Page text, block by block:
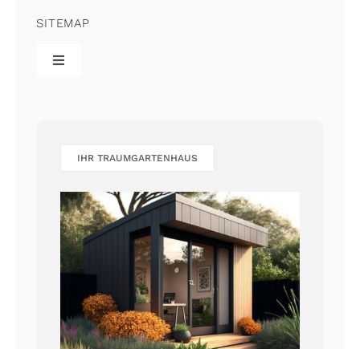
SITEMAP
Toggle
Referenzgalerie
Kontakt
Datenschutzerklärung
Impressum
IHR TRAUMGARTENHAUS